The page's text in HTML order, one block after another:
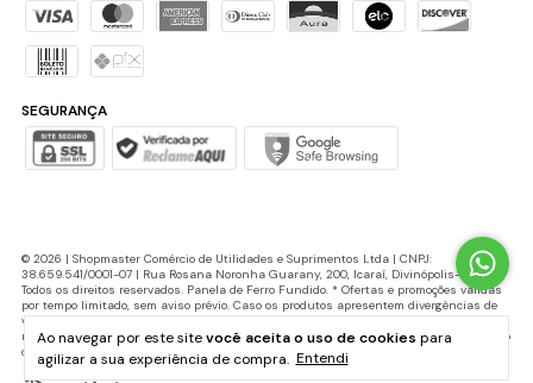
Ao navegar por este sitevocê aceita o uso de cookies para
agilizar a sua experiência de compra. Entendi
SEGURANÇA
© 2026 | Shopmaster Comércio de Utilidades e Suprimentos Ltda | CNPJ:
38.659.541/0001-07 | Rua Rosana Noronha Guarany, 200, Icaraí, Divinópolis-MG |
Todos os direitos reservados. Panela de Ferro Fundido. * Ofertas e promoções válidas
por tempo limitado, sem aviso prévio. Caso os produtos apresentem divergências de
valores, o preço válido é o do carrinho de compras. Cupons de desconto possuem
número máximo de utilização e podem ser encerrados a qualquer momento, de acordo
com sua disponibilidade e sem aviso prévio.